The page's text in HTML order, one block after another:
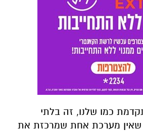
כמו שלנו, זה בלתי
מערכת אחת שמרכזת את